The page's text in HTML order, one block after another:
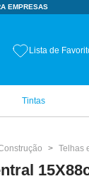
EMPRESAS
Lista de
Tintas
Telhas